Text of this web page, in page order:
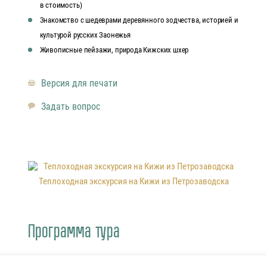
в стоимость)
Знакомство с шедеврами деревянного зодчества, историей и
культурой русских Заонежья
Живописные пейзажи, природа Кижских шхер
Версия для печати
Задать вопрос
Теплоходная экскурсия на Кижи из Петрозаводска
Программа тура